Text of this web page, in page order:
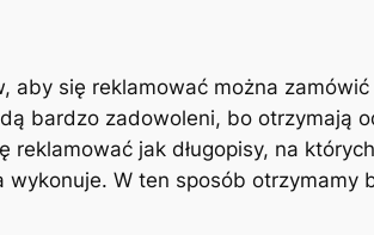
aby się reklamować można
bardzo zadowoleni, bo otrzymają
reklamować jak długopisy, na
W ten sposób